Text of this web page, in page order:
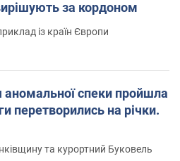
за кордоном
із країн Європи
аномальної спеки пройшла
перетворились на річки.
та курортний Буковель